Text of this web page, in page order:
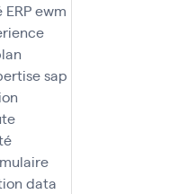
ewm
sap
data